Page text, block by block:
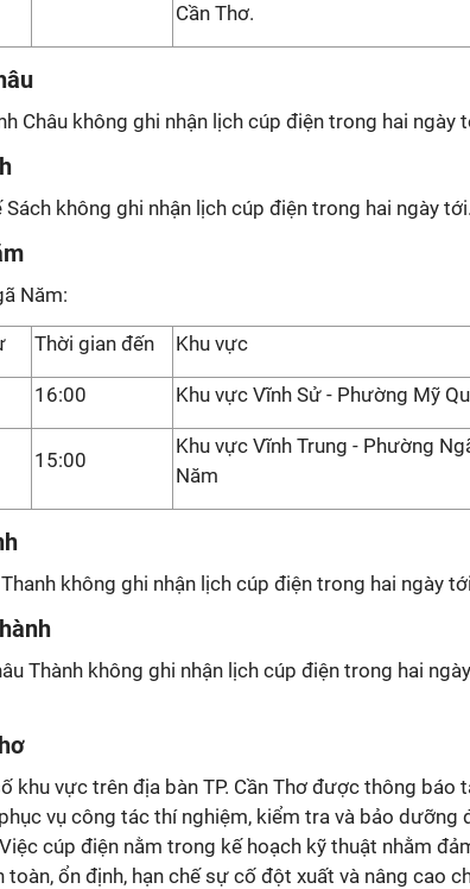
Cần Thơ.
Châu không ghi nhận lịch cúp điện trong hai ngày
không ghi nhận lịch cúp điện trong hai ngày tới.
Năm:
Thời gian đến Khu vực
16:00 Khu vực Vĩnh Sử - Phường Mỹ
15:00
Khu vực Vĩnh Trung - Phường
Năm
không ghi nhận lịch cúp điện trong hai ngày
Thành không ghi nhận lịch cúp điện trong hai ngày
khu vực trên địa bàn TP. Cần Thơ được thông báo
vụ công tác thí nghiệm, kiểm tra và bảo dưỡng
cúp điện nằm trong kế hoạch kỹ thuật nhằm
toàn, ổn định, hạn chế sự cố đột xuất và nâng cao